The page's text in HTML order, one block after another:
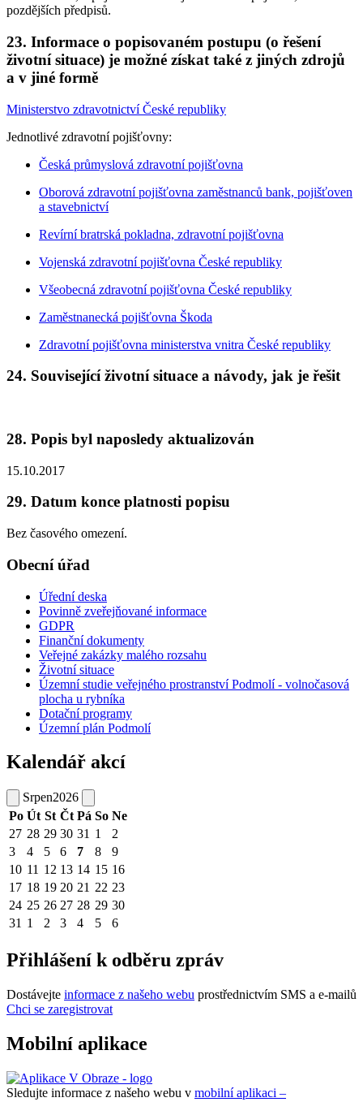
pozdějších předpisů.
23. Informace o popisovaném postupu (o řešení
životní situace) je možné získat také z jiných zdrojů
a v jiné formě
Ministerstvo zdravotnictví České republiky
Jednotlivé zdravotní pojišťovny:
Česká průmyslová zdravotní pojišťovna
Oborová zdravotní pojišťovna zaměstnanců bank, pojišťoven
a stavebnictví
Revírní bratrská pokladna, zdravotní pojišťovna
Vojenská zdravotní pojišťovna České republiky
Všeobecná zdravotní pojišťovna České republiky
Zaměstnanecká pojišťovna Škoda
Zdravotní pojišťovna ministerstva vnitra České republiky
24. Související životní situace a návody, jak je řešit
28. Popis byl naposledy aktualizován
15.10.2017
29. Datum konce platnosti popisu
Bez časového omezení.
Obecní úřad
Úřední deska
Povinně zveřejňované informace
GDPR
Finanční dokumenty
Veřejné zakázky malého rozsahu
Životní situace
Územní studie veřejného prostranství Podmolí - volnočasová
plocha u rybníka
Dotační programy
Územní plán Podmolí
Kalendář akcí
Srpen2026
Po Út St Čt Pá So Ne
27 28 29 30 31 1
2
3
4 5 6 7 8
9
10 11 12 13 14 15 16
17 18 19 20 21 22 23
24 25 26 27 28 29 30
31 1 2 3 4 5 6
Přihlášení k odběru zpráv
Dostávejte informace z našeho webu prostřednictvím SMS a e-mailů
Chci se zaregistrovat
Mobilní aplikace
Sledujte informace z našeho webu v mobilní aplikaci –